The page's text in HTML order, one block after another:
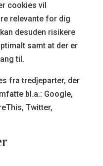
cookies vil
relevante for dig
desuden risikere
samt at der er
til.
fra tredjeparter, der
bl.a.: Google,
Twitter,